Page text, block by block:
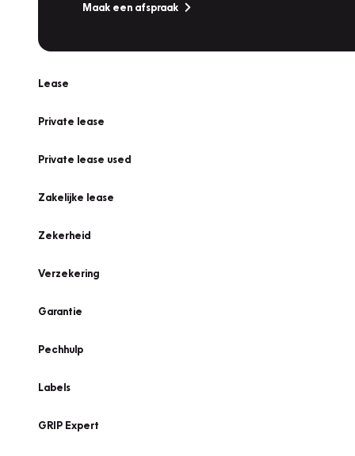
Maak een afspraak
Lease
Private lease
Private lease used
Zakelijke lease
Zekerheid
Verzekering
Garantie
Pechhulp
Labels
GRIP Expert